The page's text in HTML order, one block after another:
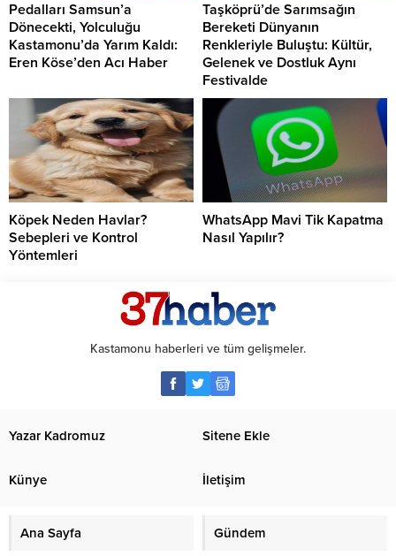
Pedalları Samsun’a
Dönecekti, Yolculuğu
Kastamonu’da Yarım Kaldı:
Eren Köse’den Acı Haber
Taşköprü’de Sarımsağın
Bereketi Dünyanın
Renkleriyle Buluştu: Kültür,
Gelenek ve Dostluk Aynı
Festivalde
Köpek Neden Havlar?
Sebepleri ve Kontrol
Yöntemleri
WhatsApp Mavi Tik Kapatma
Nasıl Yapılır?
Kastamonu haberleri ve tüm gelişmeler.
Yazar Kadromuz Sitene Ekle
Künye İletişim
Ana Sayfa Gündem